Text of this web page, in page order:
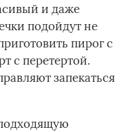
и даже
подойдут не
пирог с
с перетертой.
запекаться